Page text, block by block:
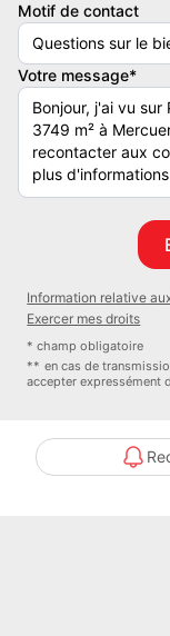
Motif de contact
Votre message*
Information relative
Exercer mes droits
* champ obligatoire
** en cas de
accepter expressément